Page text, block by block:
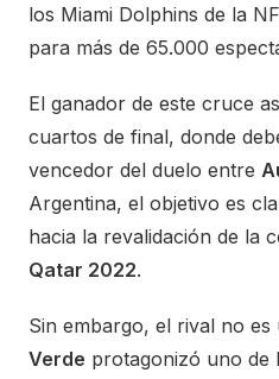
los Miami Dolphins de la
para más de 65.000
El ganador de este cruce
cuartos de final, donde
vencedor del duelo entre
Argentina, el objetivo es
hacia la revalidación de la
Qatar 2022.
Sin embargo, el rival no es
Verde protagonizó uno de